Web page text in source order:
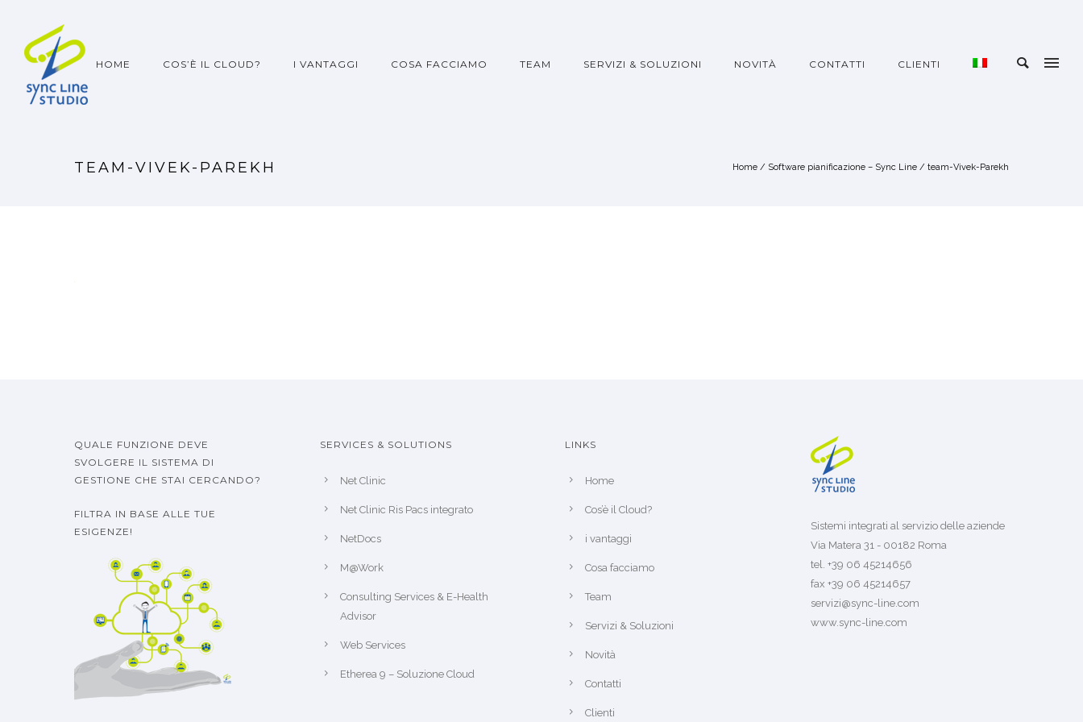
HOME COS’È IL CLOUD? I VANTAGGI COSA FACCIAMO TEAM SERVIZI & SOLUZIONI NOVITÀ CONTATTI CLIENTI
TEAM-VIVEK-PAREKH Home / Software pianificazione – Sync Line / team-Vivek-Parekh
QUALE FUNZIONE DEVE
SVOLGERE IL SISTEMA DI
GESTIONE CHE STAI CERCANDO?
FILTRA IN BASE ALLE TUE
ESIGENZE!
SERVICES & SOLUTIONS
Net Clinic
Net Clinic Ris Pacs integrato
NetDocs
M@Work
Consulting Services & E-Health
Advisor
Web Services
Etherea 9 – Soluzione Cloud
LINKS
Home
Cos’è il Cloud?
i vantaggi
Cosa facciamo
Team
Servizi & Soluzioni
Novità
Contatti
Clienti
Sistemi integrati al servizio delle aziende
Via Matera 31 - 00182 Roma
tel. +39 06 45214656
fax +39 06 45214657
servizi@sync-line.com
www.sync-line.com